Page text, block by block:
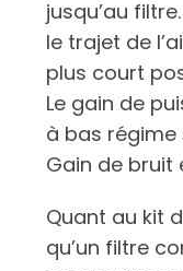
jusqu’au
le trajet de
plus court
Le gain de
à bas régime
Gain de bruit
Quant au kit
qu’un filtre